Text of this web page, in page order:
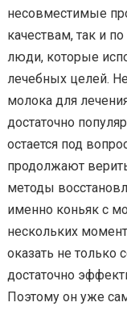
несовместимые
качествам, так и
люди, которые
лечебных целей.
молока для
достаточно
остается под
продолжают
методы
именно коньяк с
нескольких
оказать не только
достаточно
Поэтому он уже